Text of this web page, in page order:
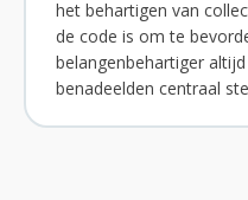
het behartigen van
de code is om te
belangenbehartiger
benadeelden centraal